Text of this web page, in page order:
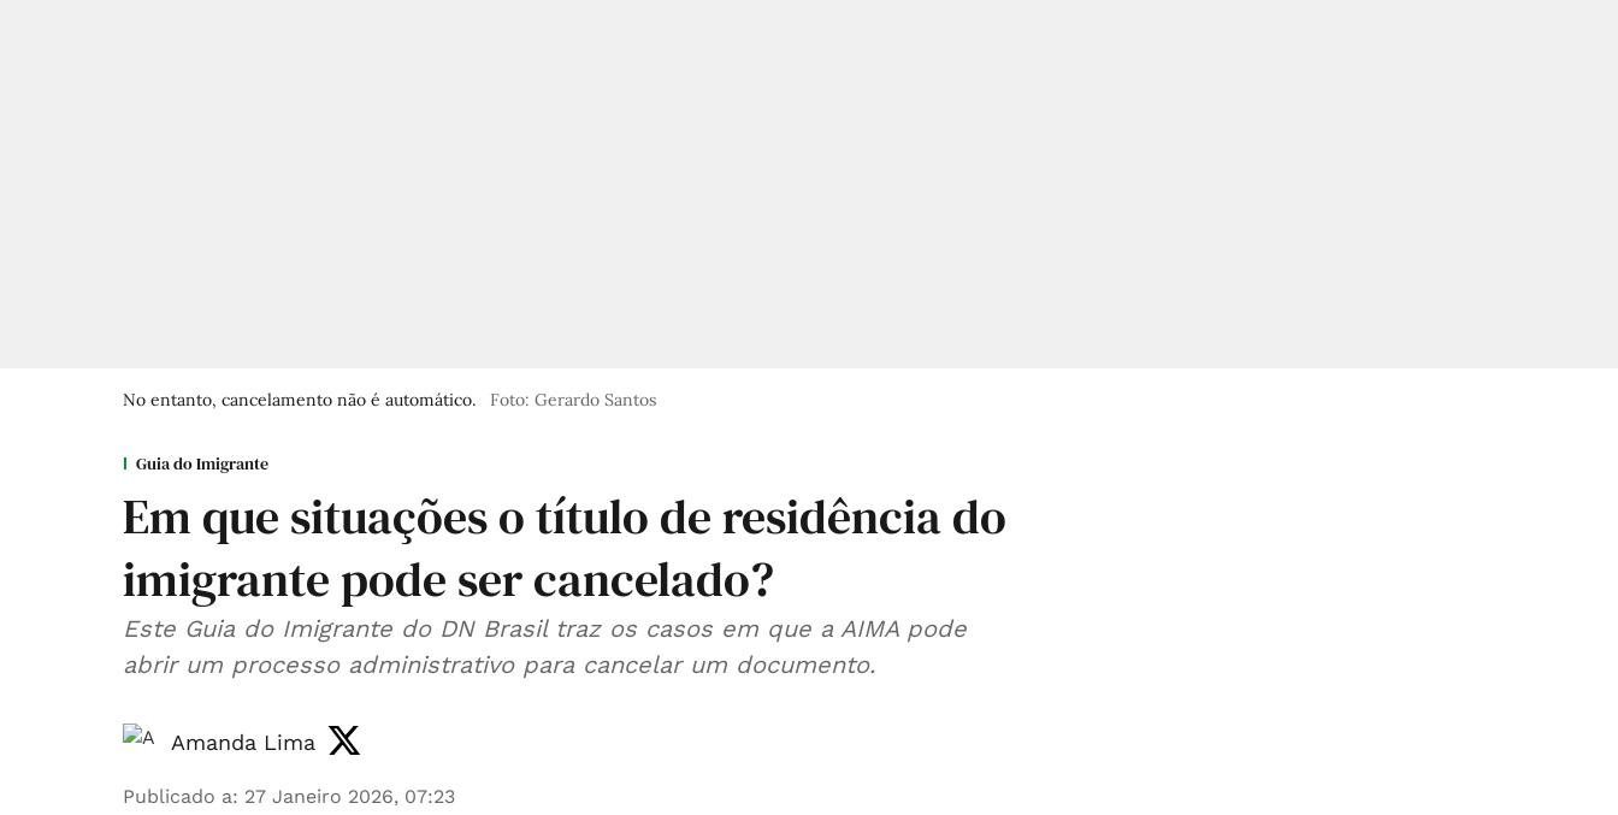
No entanto, cancelamento não é automático. Foto: Gerardo Santos
Guia do Imigrante
Em que situações o título de residência do
imigrante pode ser cancelado?
Este Guia do Imigrante do DN Brasil traz os casos em que a AIMA pode
abrir um processo administrativo para cancelar um documento.
Amanda Lima
Publicado a: 27 Janeiro 2026, 07:23